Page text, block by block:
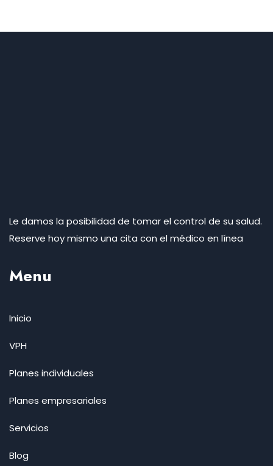
Le damos la posibilidad de tomar el control de su salud.
Reserve hoy mismo una cita con el médico en línea
Menu
Inicio
VPH
Planes individuales
Planes empresariales
Servicios
Blog